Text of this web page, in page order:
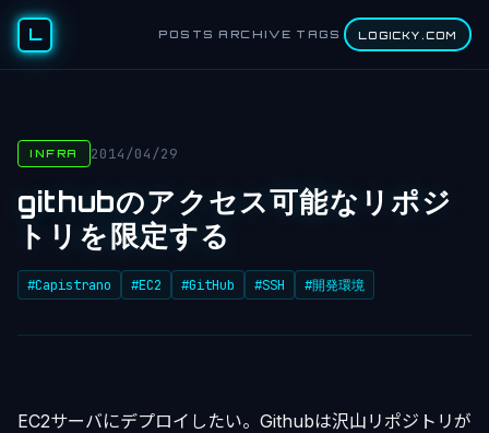
L POSTS ARCHIVE TAGS LOGICKY.COM
INFRA 2014/04/29
githubのアクセス可能なリポジ
トリを限定する
#Capistrano #EC2 #GitHub #SSH #開発環境
EC2サーバにデプロイしたい。Githubは沢山リポジトリが